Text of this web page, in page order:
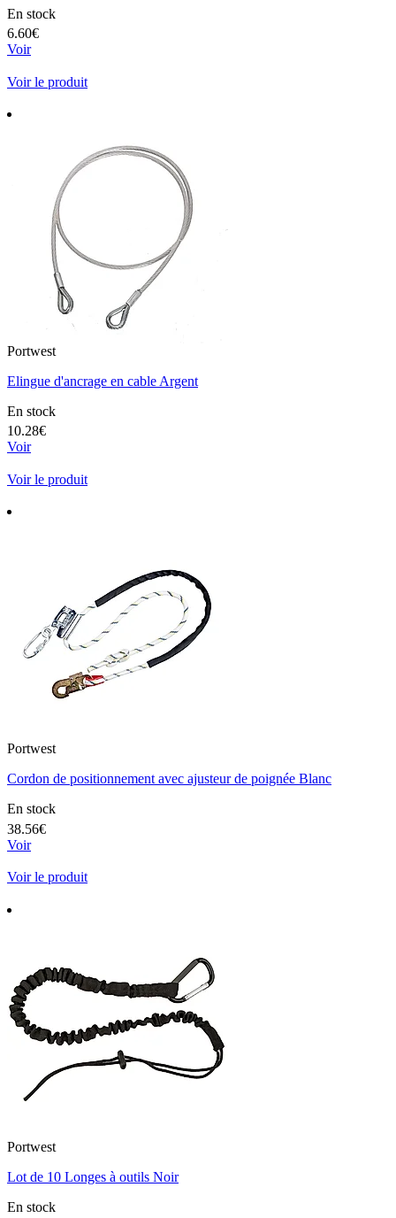
En stock
6.60€
Voir
Voir le produit
Portwest
Elingue d'ancrage en cable Argent
En stock
10.28€
Voir
Voir le produit
Portwest
Cordon de positionnement avec ajusteur de poignée Blanc
En stock
38.56€
Voir
Voir le produit
Portwest
Lot de 10 Longes à outils Noir
En stock